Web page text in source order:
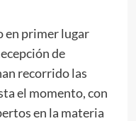
en primer lugar
de
recorrido las
el momento, con
en la materia